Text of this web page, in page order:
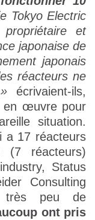
Tokyo Electric
propriétaire et
japonaise de
japonais
réacteurs ne
écrivaient-ils,
en œuvre pour
situation.
a 17 réacteurs
réacteurs)
Status
Consulting
très peu de
ont pris